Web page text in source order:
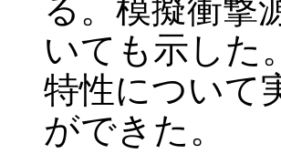
る。模擬衝撃
いても示した
特性について
ができた。